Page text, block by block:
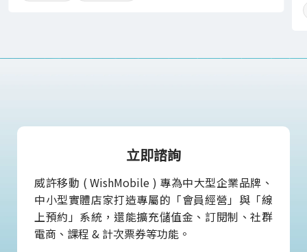
立即諮詢
威許移動 ( WishMobile ) 專為中大型企業品牌、
中小型實體店家打造專屬的「會員經營」與「線
上預約」系統，還能擴充儲值金、訂閱制、社群
電商、課程 & 計次票券等功能。